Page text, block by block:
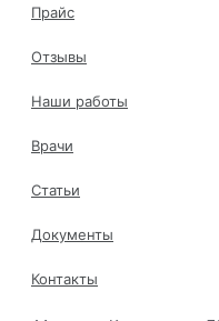
Прайс
Отзывы
Наши работы
Врачи
Статьи
Документы
Контакты